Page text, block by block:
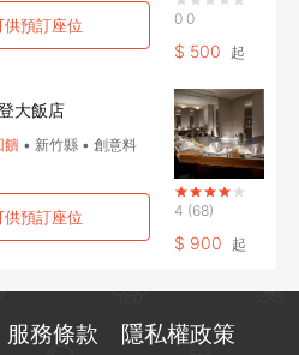
預訂座位 0 0
$ 500 起
大飯店
饋 • 新竹縣 •創意料
預訂座位 4 (68)
$ 900 起
服務條款
隱私權政策